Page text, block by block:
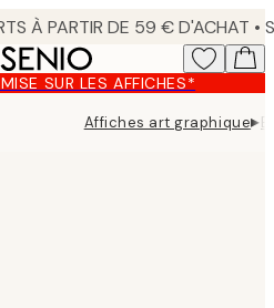
SUR LES AFFICHES*
Affiches art graphique▸